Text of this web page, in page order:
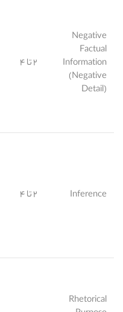
Negative
Factual
Information
(Negative
Detail)
۲ تا ۴
Inference ۲ تا ۴
Rhetorical